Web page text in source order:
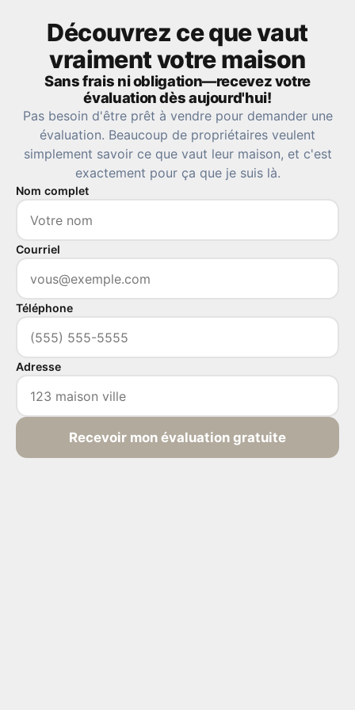
Découvrez ce que vaut
vraiment votre maison
Sans frais ni obligation—recevez votre
évaluation dès aujourd'hui!
Pas besoin d'être prêt à vendre pour demander une
évaluation. Beaucoup de propriétaires veulent
simplement savoir ce que vaut leur maison, et c'est
exactement pour ça que je suis là.
Nom complet
Courriel
Téléphone
Adresse
Recevoir mon évaluation gratuite